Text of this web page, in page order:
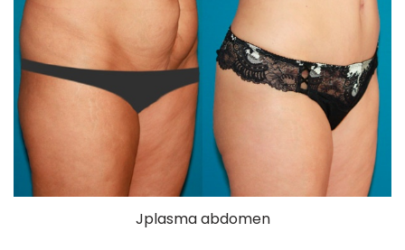
Jplasma abdomen